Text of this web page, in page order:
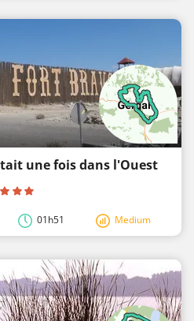
une fois dans l'Ouest
01h51 Medium